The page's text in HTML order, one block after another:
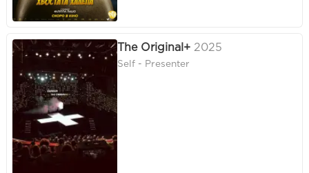
The Original+ 2025
Self - Presenter